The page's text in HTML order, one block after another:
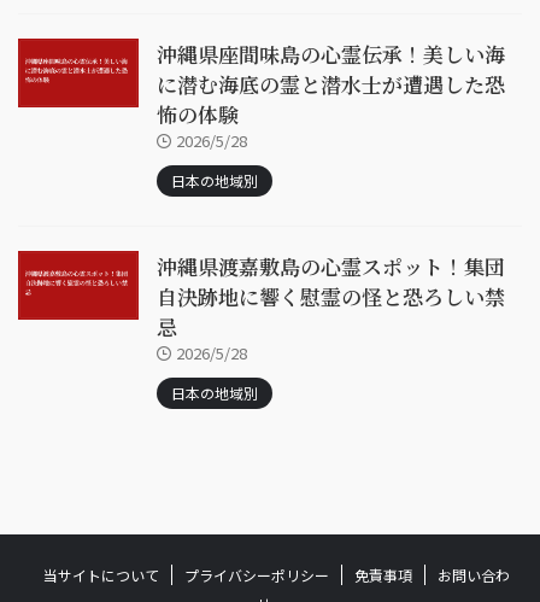
沖縄県座間味島の心霊伝承！美しい海
に潜む海底の霊と潜水士が遭遇した恐
怖の体験
2026/5/28
日本の地域別
沖縄県渡嘉敷島の心霊スポット！集団
自決跡地に響く慰霊の怪と恐ろしい禁
忌
2026/5/28
日本の地域別
当サイトについて プライバシーポリシー 免責事項
お問い合わ